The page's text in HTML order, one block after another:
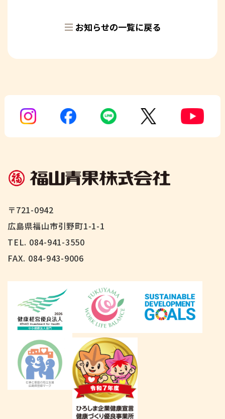
お知らせの一覧に戻る
〒721-0942
広島県福山市引野町1-1-1
TEL. 084-941-3550
FAX. 084-943-9006